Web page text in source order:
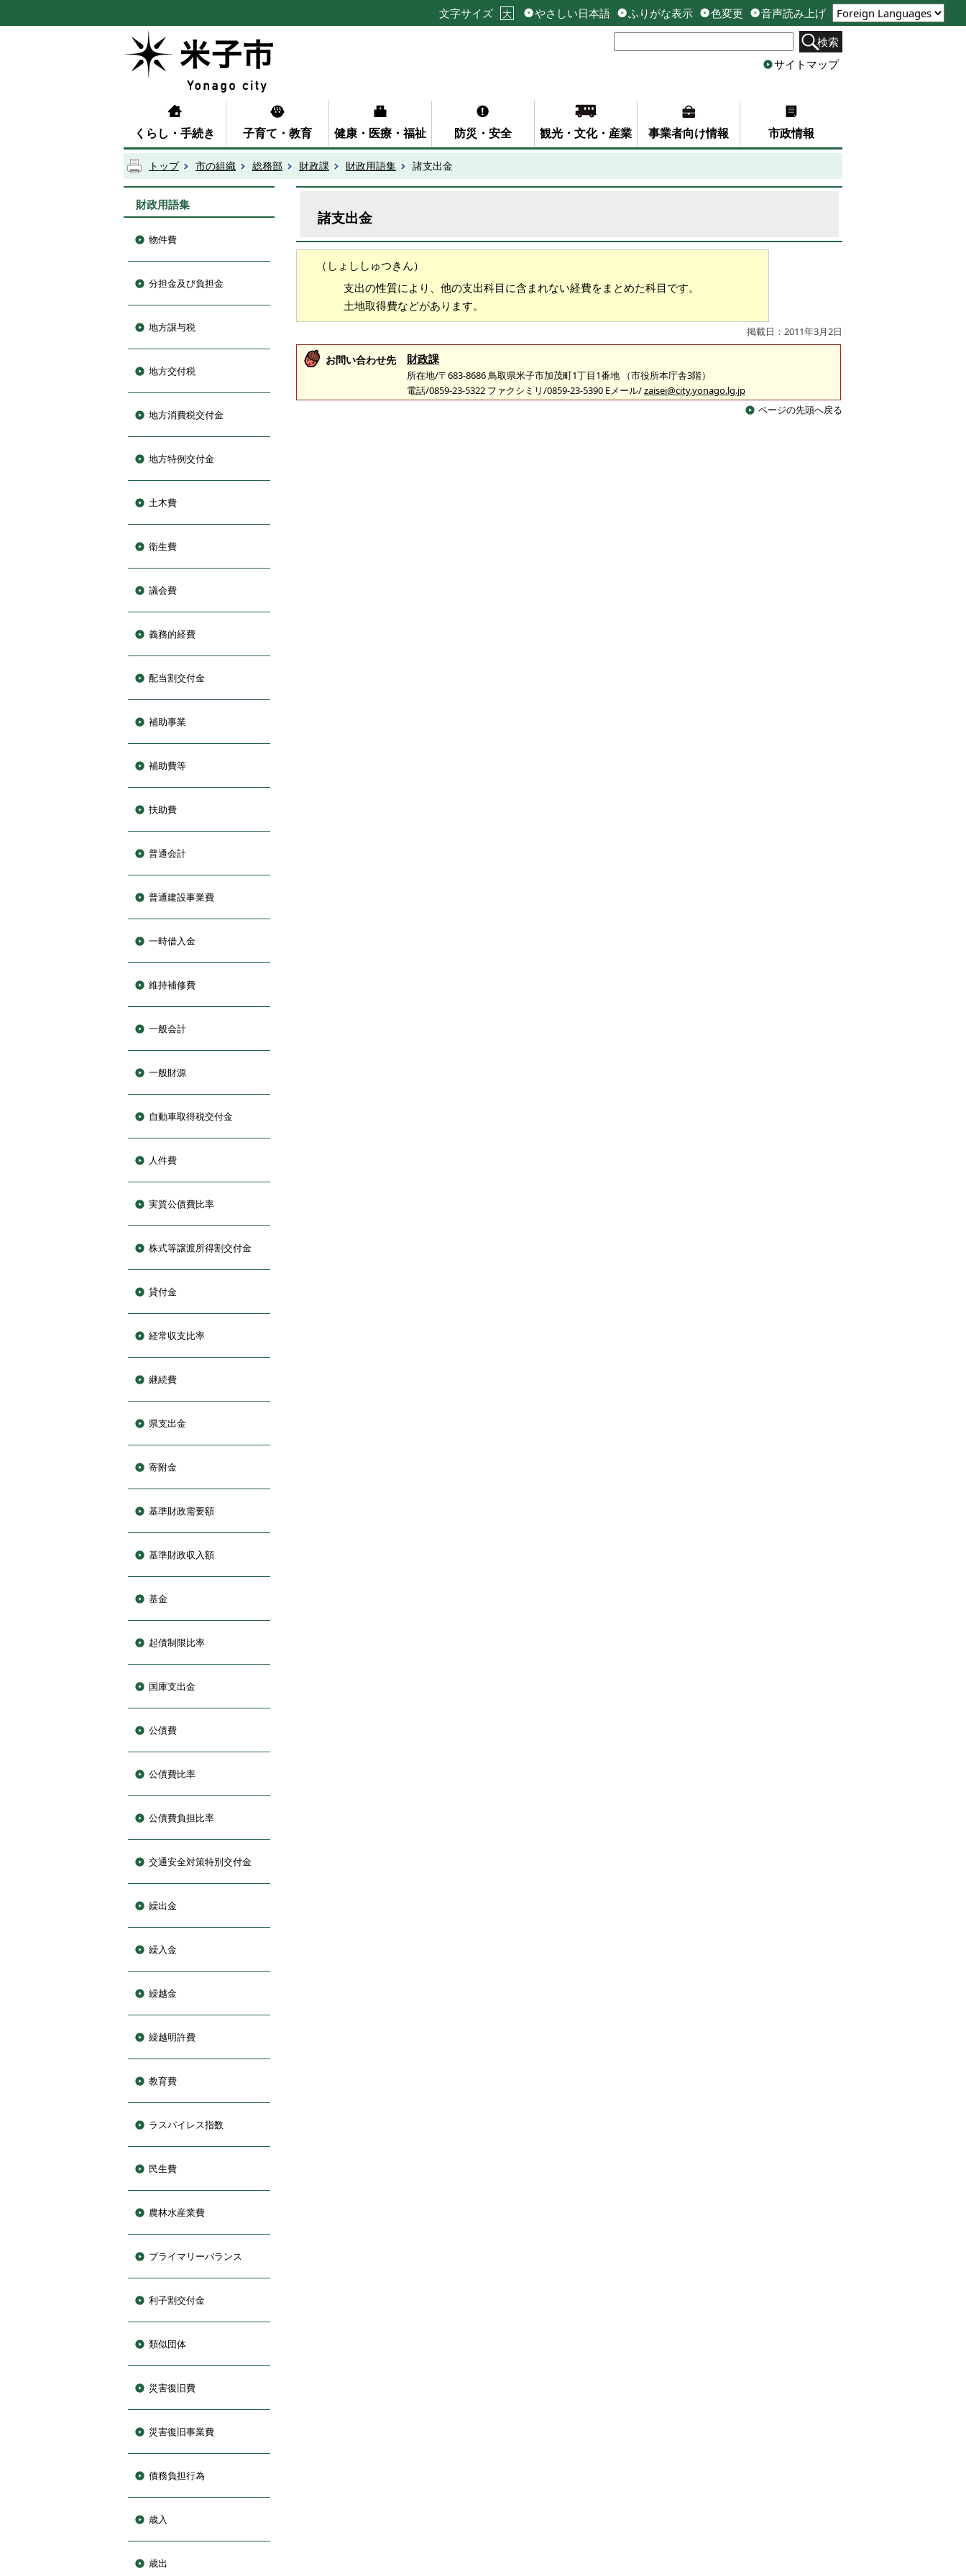
文字サイズ 大 やさしい日本語 ふりがな表示 色変更
音声読み上げ
検索
サイトマップ
くらし・手続き 子育て・教育 健康・医療・福祉 防災・安全 観光・文化・産業 事業者向け情報 市政情報
トップ 市の組織 総務部 財政課 財政用語集 諸支出金
財政用語集
物件費
分担金及び負担金
地方譲与税
地方交付税
地方消費税交付金
地方特例交付金
土木費
衛生費
議会費
義務的経費
配当割交付金
補助事業
補助費等
扶助費
普通会計
普通建設事業費
一時借入金
維持補修費
一般会計
一般財源
自動車取得税交付金
人件費
実質公債費比率
株式等譲渡所得割交付金
貸付金
経常収支比率
継続費
県支出金
寄附金
基準財政需要額
基準財政収入額
基金
起債制限比率
国庫支出金
公債費
公債費比率
公債費負担比率
交通安全対策特別交付金
繰出金
繰入金
繰越金
繰越明許費
教育費
ラスパイレス指数
民生費
農林水産業費
プライマリーバランス
利子割交付金
類似団体
災害復旧費
災害復旧事業費
債務負担行為
歳入
歳出
諸支出金
（しょししゅつきん）
支出の性質により、他の支出科目に含まれない経費をまとめた科目です。
土地取得費などがあります。
掲載日：2011年3月2日
お問い合わせ先 財政課
所在地/〒683-8686 鳥取県米子市加茂町1丁目1番地 （市役所本庁舎3階）
電話/0859-23-5322 ファクシミリ/0859-23-5390 Eメール/zaisei@city.yonago.lg.jp
ページの先頭へ戻る